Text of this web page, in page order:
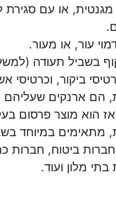
או עם סגירת
עור, או מעור.
בשביל תעודה
ביקור, וכרטיסי
הם ארנקים
הוא מוצר פרסום
מתאימים במיוחד
ביטוח, חברות
מלון ועוד.